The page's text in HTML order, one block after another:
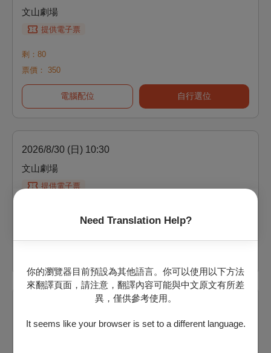
Need Translation Help?
你的瀏覽器目前預設為其他語言。你可以使用以下方法
來翻譯頁面，請注意，翻譯內容可能與中文原文有所差
異，僅供參考使用。
It seems like your browser is set to a different language.
文山劇場
提供電子票
剩：80
票價：
350
電腦配位 自行選位
2026/8/30 (日) 10:30
文山劇場
提供電子票
2026/8/30 (日) 14:30
文山劇場